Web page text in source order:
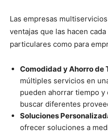
Las empresas
ventajas que las hacen
particulares como para
Comodidad y Ahorro de
múltiples servicios en
pueden ahorrar tiempo
buscar diferentes
Soluciones
ofrecer soluciones a